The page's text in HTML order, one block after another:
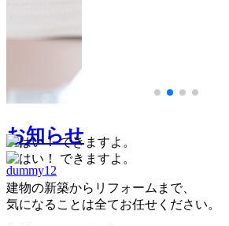
お知らせ
dummy12
dummy12
建物の新築からリフォームまで、
気になることは全てお任せください。